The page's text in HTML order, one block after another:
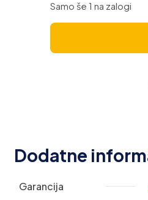
Samo še 1 na zalogi
Dodatne
Garancija